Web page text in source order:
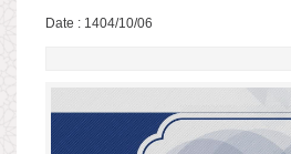
Date : 1404/10/06